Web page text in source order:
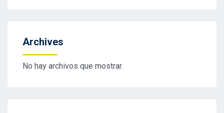
Archives
No hay archivos que mostrar.